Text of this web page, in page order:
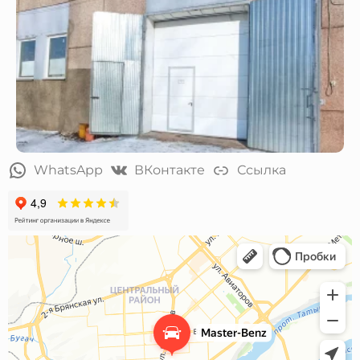
WhatsApp ВКонтакте Ссылка